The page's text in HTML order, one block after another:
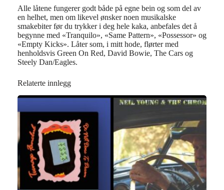
Alle låtene fungerer godt både på egne bein og som del av
en helhet, men om likevel ønsker noen musikalske
smakebiter før du trykker i deg hele kaka, anbefales det å
begynne med «Tranquilo», «Same Pattern», «Possessor» og
«Empty Kicks». Låter som, i mitt hode, flørter med
henholdsvis Green On Red, David Bowie, The Cars og
Steely Dan/Eagles.
Relaterte innlegg